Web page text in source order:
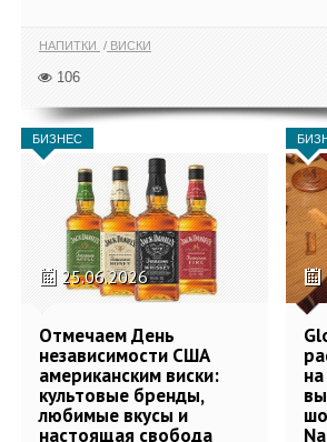
НАПИТКИ ВИСКИ
106
БИЗНЕС
25.06.2026
Отмечаем День
независимости США
американским виски:
культовые бренды,
любимые вкусы и
настоящая свобода